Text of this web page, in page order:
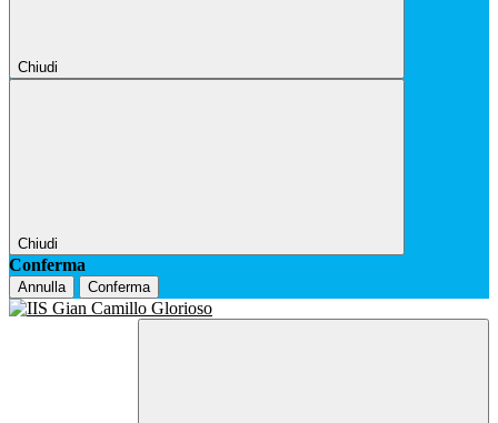
Chiudi
Chiudi
Conferma
Annulla Conferma